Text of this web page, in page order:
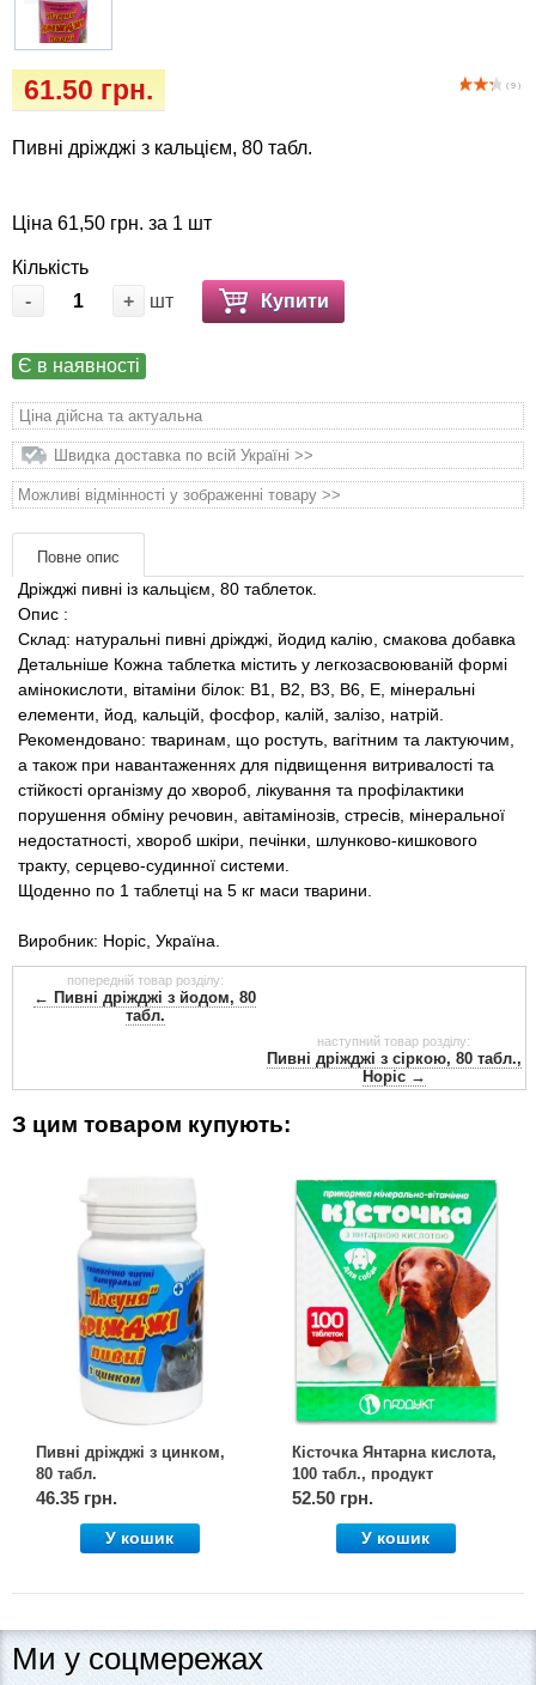
( 9 )
61.50 грн.
Пивні дріжджі з кальцієм, 80 табл.
Ціна 61,50 грн. за 1 шт
Кількість
-
+ шт Купити
Є в наявності
Ціна дійсна та актуальна
Швидка доставка по всій Україні >>
Можливі відмінності у зображенні товару >>
Повне опис
Дріжджі пивні із кальцієм, 80 таблеток.
Опис :
Склад: натуральні пивні дріжджі, йодид калію, смакова добавка
Детальніше Кожна таблетка містить у легкозасвоюваній формі
амінокислоти, вітаміни білок: В1, В2, В3, В6, Е, мінеральні
елементи, йод, кальцій, фосфор, калій, залізо, натрій.
Рекомендовано: тваринам, що ростуть, вагітним та лактуючим,
а також при навантаженнях для підвищення витривалості та
стійкості організму до хвороб, лікування та профілактики
порушення обміну речовин, авітамінозів, стресів, мінеральної
недостатності, хвороб шкіри, печінки, шлунково-кишкового
тракту, серцево-судинної системи.
Щоденно по 1 таблетці на 5 кг маси тварини.
Виробник: Норіс, Україна.
попередній товар розділу:
← Пивні дріжджі з йодом, 80
табл.
наступний товар розділу:
Пивні дріжджі з сіркою, 80 табл.,
Норіс →
З цим товаром купують:
Пивні дріжджі з цинком,
80 табл.
46.35 грн.
У кошик
Кісточка Янтарна кислота,
100 табл., продукт
52.50 грн.
У кошик
Ми у соцмережах
Vet Diet Canine Wet - ветеринарные диеты
для собак
килимки
Миски, автогодівниці, поілки
Одяг та взуття
матеріали
Подарункові сертифікати
Товари для голубів
Товари для гризунів
Товари для коней
Товари для людей
Хозряд - господарчі товари оптом
Популярні зоотоварі